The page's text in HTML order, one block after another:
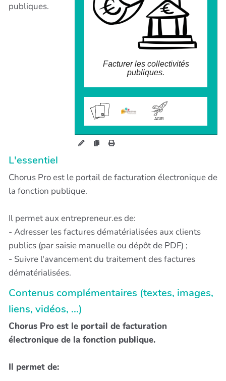
Facturer les collectivités
publiques.
AGIR
- Suivre l'avancement du traitement des
factures dématérialisées.
wiki.perspectives.coop/?
ChorusPro
publiques.
L'essentiel
Chorus Pro est le portail de facturation électronique de
la fonction publique.
Il permet aux entrepreneur.es de:
- Adresser les factures dématérialisées aux clients
publics (par saisie manuelle ou dépôt de PDF) ;
- Suivre l'avancement du traitement des factures
dématérialisées.
Contenus complémentaires (textes, images,
liens, vidéos, ...)
Chorus Pro est le portail de facturation
électronique de la fonction publique.
Il permet de: